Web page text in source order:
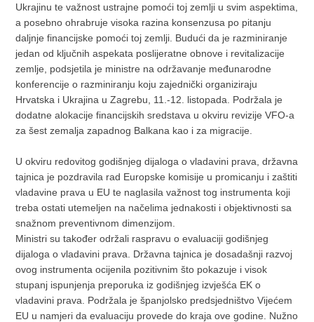
Ukrajinu te važnost ustrajne pomoći toj zemlji u svim aspektima,
a posebno ohrabruje visoka razina konsenzusa po pitanju
daljnje financijske pomoći toj zemlji. Budući da je razminiranje
jedan od ključnih aspekata poslijeratne obnove i revitalizacije
zemlje, podsjetila je ministre na održavanje međunarodne
konferencije o razminiranju koju zajednički organiziraju
Hrvatska i Ukrajina u Zagrebu, 11.-12. listopada. Podržala je
dodatne alokacije financijskih sredstava u okviru revizije VFO-a
za šest zemalja zapadnog Balkana kao i za migracije.
U okviru redovitog godišnjeg dijaloga o vladavini prava, državna
tajnica je pozdravila rad Europske komisije u promicanju i zaštiti
vladavine prava u EU te naglasila važnost tog instrumenta koji
treba ostati utemeljen na načelima jednakosti i objektivnosti sa
snažnom preventivnom dimenzijom.
Ministri su također održali raspravu o evaluaciji godišnjeg
dijaloga o vladavini prava. Državna tajnica je dosadašnji razvoj
ovog instrumenta ocijenila pozitivnim što pokazuje i visok
stupanj ispunjenja preporuka iz godišnjeg izvješća EK o
vladavini prava. Podržala je španjolsko predsjedništvo Vijećem
EU u namjeri da evaluaciju provede do kraja ove godine. Nužno